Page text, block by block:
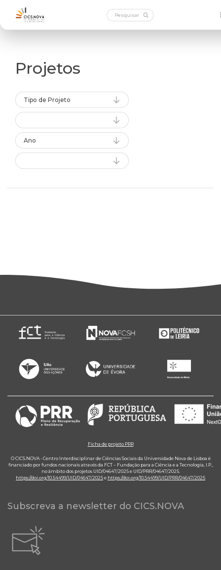
Projetos
Tipo de Projeto
Ano
Ficha de projeto PRR
O CICS.NOVA - Centro Interdisciplinar de Ciências Sociais da Universidade Nova de Lisboa é
financiado por fundos nacionais através da FCT – Fundação para a Ciência e a Tecnologia, I.P.,
no âmbito dos projetos UID/04647/2025 e UID/PRR/04647/2025.
https://doi.org/10.54499/UID/04647/2025e https://doi.org/10.54499/UID/PRR/04647/2025
Subscreva a newsletter do CICS.NOVA